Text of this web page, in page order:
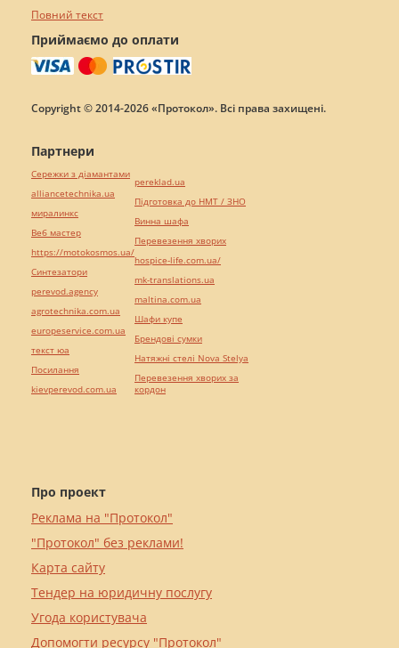
Повний текст
Приймаємо до оплати
Copyright © 2014-2026 «Протокол». Всі права захищені.
Про проект
Реклама на "Протокол"
"Протокол" без реклами!
Карта сайту
Тендер на юридичну послугу
Угода користувача
Допомогти ресурсу "Протокол"
Партнери
Сережки з діамантами
alliancetechnika.ua
миралинкс
Веб мастер
https://motokosmos.ua/
Синтезатори
perevod.agency
agrotechnika.com.ua
europeservice.com.ua
текст юа
Посилання
kievperevod.com.ua
pereklad.ua
Підготовка до НМТ / ЗНО
Винна шафа
Перевезення хворих
hospice-life.com.ua/
mk-translations.ua
maltina.com.ua
Шафи купе
Брендові сумки
Натяжні стелі Nova Stelya
Перевезення хворих за
кордон